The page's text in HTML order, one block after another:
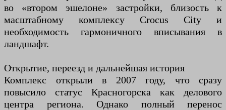
во «втором эшелоне» застройки, близость к
масштабному комплексу Crocus City и
необходимость гармоничного вписывания в
ландшафт.
Открытие, переезд и дальнейшая история
Комплекс открыли в 2007 году, что сразу
повысило статус Красногорска как делового
центра региона. Однако полный перенос